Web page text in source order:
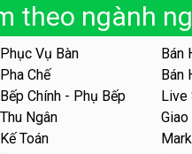
giữ
theo ngành
Phục Vụ Bàn
Bán
Pha Chế
Bán
Bếp Chính - Phụ Bếp
Live
Thu Ngân
Kế Toán